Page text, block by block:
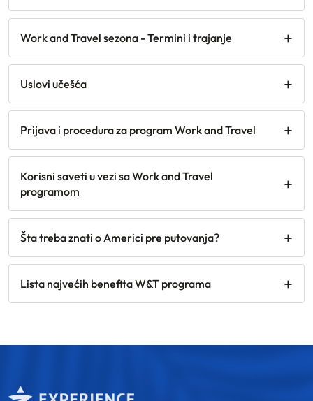
Work and Travel sezona - Termini i trajanje
Uslovi učešća
Prijava i procedura za program Work and Travel
Korisni saveti u vezi sa Work and Travel
programom
Šta treba znati o Americi pre putovanja?
Lista najvećih benefita W&T programa